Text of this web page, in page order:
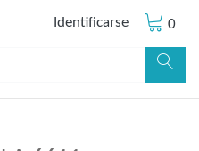
Identificarse 0